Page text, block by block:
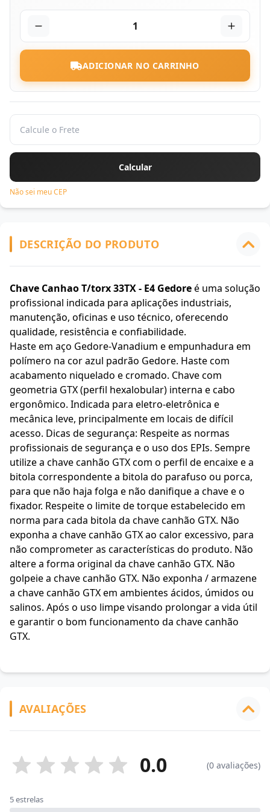
1
ADICIONAR NO CARRINHO
Não sei meu CEP
DESCRIÇÃO DO PRODUTO
Chave Canhao T/torx 33TX - E4 Gedoreé uma solução
profissional indicada para aplicações industriais,
manutenção, oficinas e uso técnico, oferecendo
qualidade, resistência e confiabilidade.
Haste em aço Gedore-Vanadium e empunhadura em
polímero na cor azul padrão Gedore. Haste com
acabamento niquelado e cromado. Chave com
geometria GTX (perfil hexalobular) interna e cabo
ergonômico. Indicada para eletro-eletrônica e
mecânica leve, principalmente em locais de difícil
acesso. Dicas de segurança: Respeite as normas
profissionais de segurança e o uso dos EPIs. Sempre
utilize a chave canhão GTX com o perfil de encaixe e a
bitola correspondente a bitola do parafuso ou porca,
para que não haja folga e não danifique a chave e o
fixador. Respeite o limite de torque estabelecido em
norma para cada bitola da chave canhão GTX. Não
exponha a chave canhão GTX ao calor excessivo, para
não comprometer as características do produto. Não
altere a forma original da chave canhão GTX. Não
golpeie a chave canhão GTX. Não exponha / armazene
a chave canhão GTX em ambientes ácidos, úmidos ou
salinos. Após o uso limpe visando prolongar a vida útil
e garantir o bom funcionamento da chave canhão
GTX.
AVALIAÇÕES
0.0 (0 avaliações)
5 estrelas